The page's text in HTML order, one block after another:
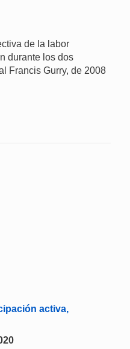
de la labor
durante los dos
Francis Gurry, de 2008
activa,